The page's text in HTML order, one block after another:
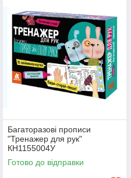
Багаторазові прописи
"Тренажер для рук"
КН1155004У
Готово до відправки